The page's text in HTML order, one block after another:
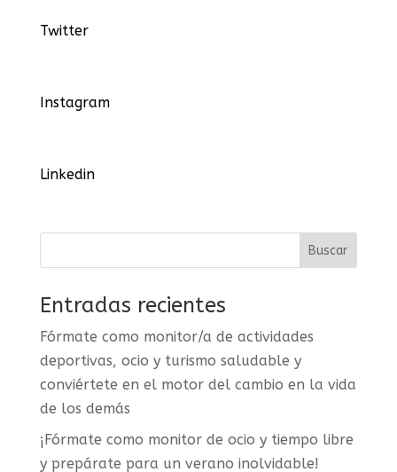
Twitter
Instagram
Linkedin
Entradas recientes
Fórmate como monitor/a de actividades
deportivas, ocio y turismo saludable y
conviértete en el motor del cambio en la vida
de los demás
¡Fórmate como monitor de ocio y tiempo libre
y prepárate para un verano inolvidable!